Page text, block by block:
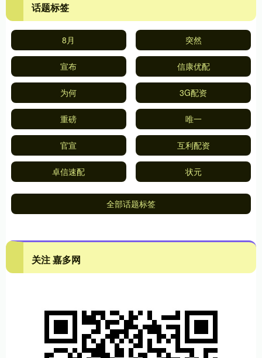
话题标签
8月 突然
宣布 信康优配
为何 3G配资
重磅 唯一
官宣 互利配资
卓信速配 状元
全部话题标签
关注 嘉多网